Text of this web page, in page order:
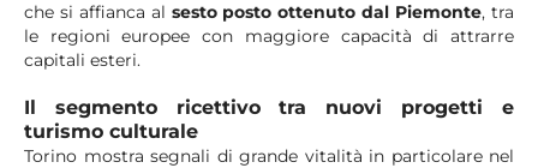
che si affianca al sesto posto ottenuto dal Piemonte, tra
le regioni europee con maggiore capacità di attrarre
capitali esteri.
Il segmento ricettivo tra nuovi progetti e
turismo culturale
Torino mostra segnali di grande vitalità in particolare nel